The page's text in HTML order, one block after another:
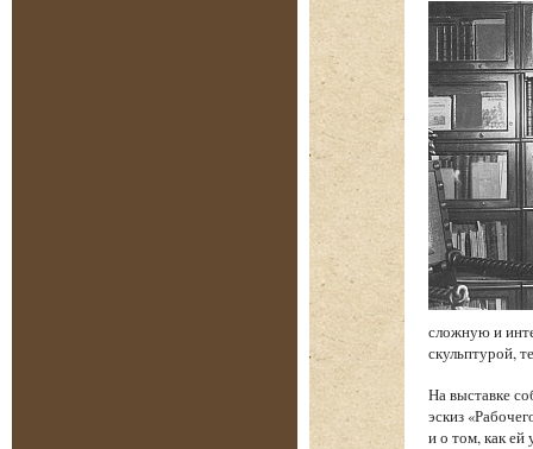
сложную и
скульптурой,
На выставке
эскиз
и о том, как ей